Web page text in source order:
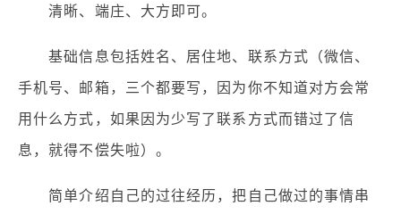
清晰、端庄、大方即可。
基础信息包括姓名、居住地、联系方式（微信、
手机号、邮箱，三个都要写，因为你不知道对方会常
用什么方式，如果因为少写了联系方式而错过了信
息，就得不偿失啦）。
简单介绍自己的过往经历，把自己做过的事情串